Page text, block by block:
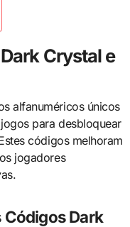
Crystal e
alfanuméricos únicos
para desbloquear
códigos melhoram
jogadores
Dark